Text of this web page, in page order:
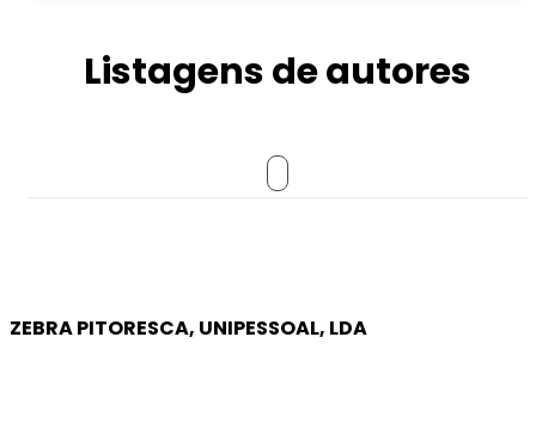
Listagens de autores
ZEBRA PITORESCA, UNIPESSOAL, LDA